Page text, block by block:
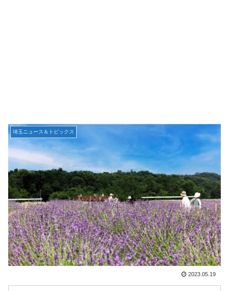
埼玉ニュース＆トピックス
2023.05.19